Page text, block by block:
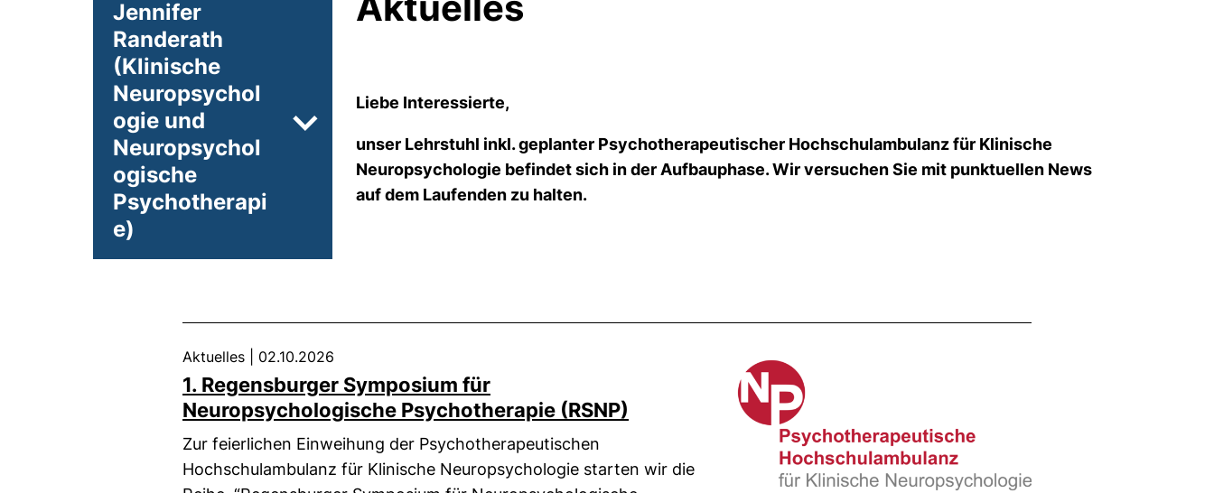
Jennifer
Randerath
(Klinische
Neuropsychol
ogie und
Neuropsychol
ogische
Psychotherapi
e)
Unterseiten von Ambulanz
Liebe Interessierte,
unser Lehrstuhl inkl. geplanter Psychotherapeutischer Hochschulambulanz für Klinische
Neuropsychologie befindet sich in der Aufbauphase. Wir versuchen Sie mit punktuellen News
auf dem Laufenden zu halten.
1. Regensburger Symposium für
Neuropsychologische Psychotherapie (RSNP)
Aktuelles 02.10.2026
Zur feierlichen Einweihung der Psychotherapeutischen
Hochschulambulanz für Klinische Neuropsychologie starten wir die